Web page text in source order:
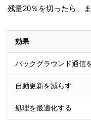
残量20％を切ったら、
効果
バックグラウンド通信
自動更新を減らす
処理を最適化する